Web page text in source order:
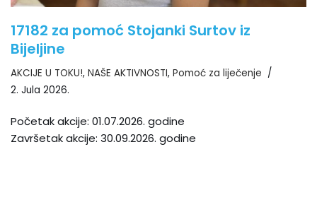
17182 za pomoć Stojanki Surtov iz
Bijeljine
AKCIJE U TOKU!, NAŠE AKTIVNOSTI, Pomoć za liječenje
2. Jula 2026.
Početak akcije: 01.07.2026. godine
Završetak akcije: 30.09.2026. godine